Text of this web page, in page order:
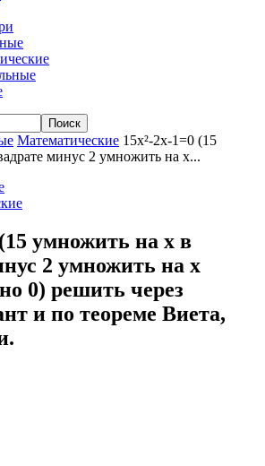
Математические 15x²-2x-1=0 (15
минус 2 умножить на x...
умножить на x в
2 умножить на x
0) решить через
и по теореме Виета,